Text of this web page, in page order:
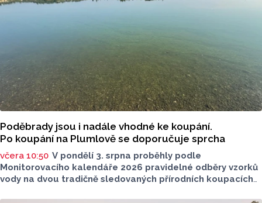
Poděbrady jsou i nadále vhodné ke koupání.
Po koupání na Plumlově se doporučuje sprcha
včera 10:50 V pondělí 3. srpna proběhly podle
Monitorovacího kalendáře 2026 pravidelné odběry vzorků
vody na dvou tradičně sledovaných přírodních koupacích